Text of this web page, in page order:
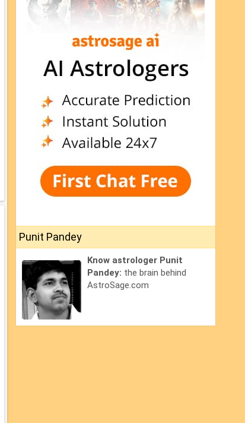
Punit Pandey
Know astrologer Punit
Pandey: the brain behind
AstroSage.com